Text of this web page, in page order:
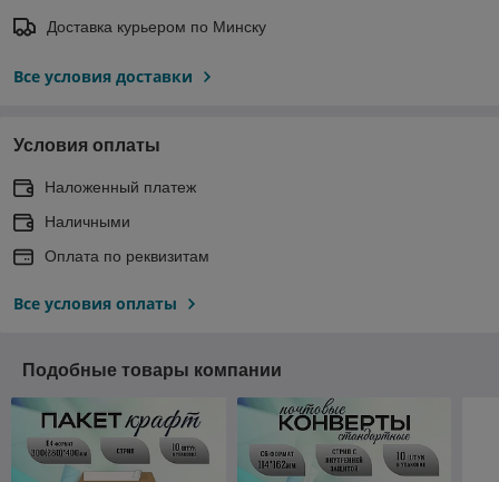
Доставка курьером по Минску
Все условия доставки
Условия оплаты
Наложенный платеж
Наличными
Оплата по реквизитам
Все условия оплаты
Подобные товары компании